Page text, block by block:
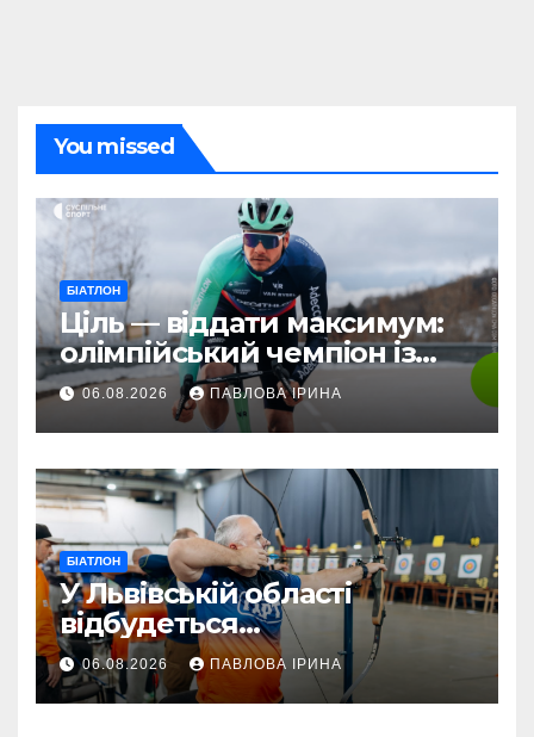
You missed
БІАТЛОН
Ціль — віддати максимум:
олімпійський чемпіон із
біатлону Жаклен стартує у
дебютній професійній
велогонці
06.08.2026 ПАВЛОВА ІРИНА
БІАТЛОН
У Львівській області
відбудеться
мультиспортивний табір
ГАРТ 2026 – як долучитися
ветеранам
06.08.2026 ПАВЛОВА ІРИНА